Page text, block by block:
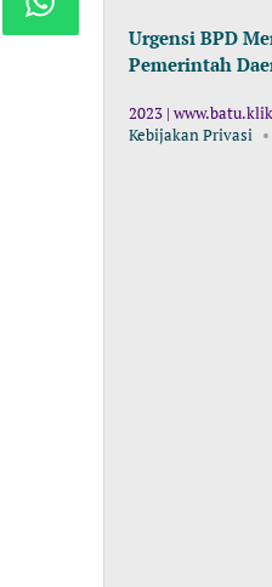
Urgensi BPD
Pemerintah
2023 |
Kebijakan Privasi